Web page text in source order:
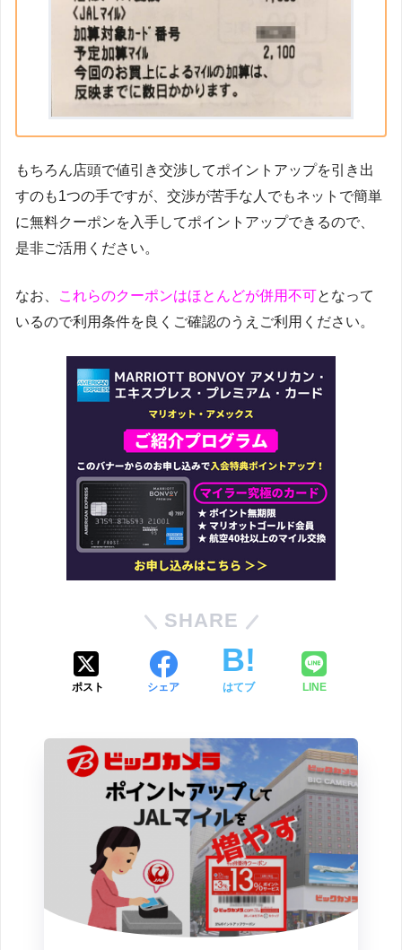
もちろん店頭で値引き交渉してポイントアップを引き出
すのも1つの手ですが、交渉が苦手な人でもネットで簡単
に無料クーポンを入手してポイントアップできるので、
是非ご活用ください。
なお、 これらのクーポンはほとんどが併用不可となって
いるので利用条件を良くご確認のうえご利用ください。
SHARE
ポスト シェア はてブ LINE